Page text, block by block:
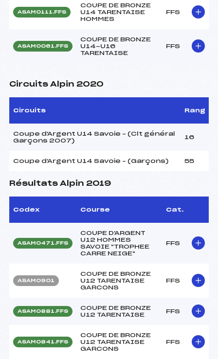
ASAM0111.FFS
COUPE DE BRONZE
U14 TARENTAISE
HOMMES
FFS
ASAM0061.FFS
COUPE DE BRONZE
U14-U16
TARENTAISE
FFS
Circuits Alpin 2020
Circuits Rang
Coupe d'Argent U14 Savoie – (Clt général
Garçons 2007)
16
Coupe d'Argent U14 Savoie – (Garçons) 55
Résultats Alpin 2019
Codex Course Cat.
ASAM0471.FFS
COUPE D'ARGENT
U12 HOMMES
SAVOIE "TROPHEE
CARRE NEIGE"
FFS
ASAM0901
COUPE DE BRONZE
U12 TARENTAISE
GARCONS
FFS
ASAM0881.FFS
COUPE DE BRONZE
U12 TARENTAISE
FFS
ASAM0841.FFS
COUPE DE BRONZE
U12 TARENTAISE
GARCONS
FFS